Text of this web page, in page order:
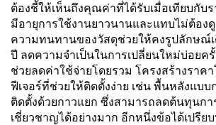
ต้องชี้ให้เห็นถึงคุณค่าที่ได้รับเมื่อเทียบกับร
มีอายุการใช้งานยาวนานและแทบไม่ต้อง
ความทนทานของวัสดุช่วยให้คงรูปลักษณ์
ปี ลดความจำเป็นในการเปลี่ยนใหม่บ่อยค
ช่วยลดค่าใช้จ่ายโดยรวม โครงสร้างราค
ฟีเจอร์ที่ช่วยให้ติดตั้งง่าย เช่น พื้นหลังแบบ
ติดตั้งด้วยกาวแยก ซึ่งสามารถลดต้นทุนกา
เชี่ยวชาญได้อย่างมาก อีกหนึ่งข้อได้เปรี